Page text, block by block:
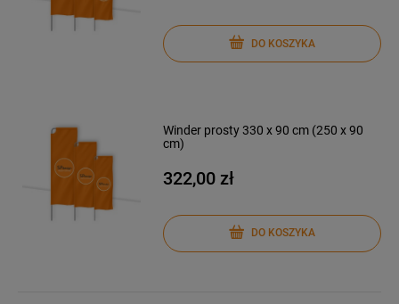
DO KOSZYKA
Winder prosty 330 x 90 cm (250 x 90
cm)
322,00 zł
DO KOSZYKA